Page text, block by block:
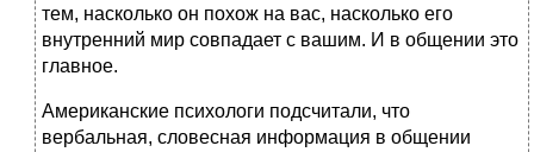
тем, насколько он похож на вас, насколько его
внутренний мир совпадает с вашим. И в общении это
главное.
Американские психологи подсчитали, что
вербальная, словесная информация в общении